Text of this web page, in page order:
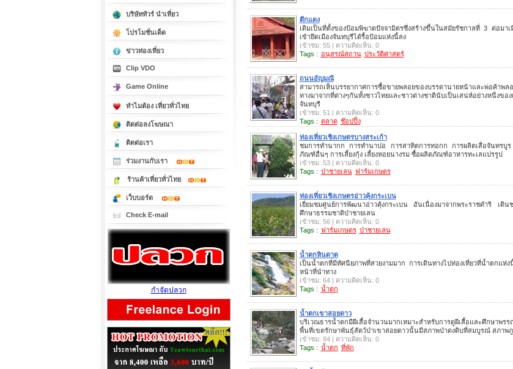
ตึกแดง
เดิมเป็นที่ตั้งของป้อมพิฆาตปัจจามิตรซึ่งสร้างขึ้นในสมัยรัชกาลที่ 3 ต่อมาเ
เข้ายึดเมืองจันทบุรีได้รื้อป้อมแห่งนี้ลง
เข้าชม: 55 | ความคิดเห็น: 0
Tags : อนุสรณ์สถาน ประวัติศาสตร์
ถนนอัญมณี
สามารถเห็นบรรยากาศการซื้อขายพลอยของบรรดานายหน้าและพ่อค้าพ
ทางมาจากที่ต่างๆกันทั้งชาวไทยและชาวต่างชาตินับเป็นเสน่ห์อย่างหนึ่งของ
จันทบุรี
เข้าชม: 51 | ความคิดเห็น: 0
Tags : ตลาด ช๊อปปิ้ง
ท่องเที่ยวเชิงเกษตรบางสระเก้า
ชมการทำนากก การทำนาปอ การสาทิตการทอกก การผลิตเสื่อจันทรบู
ภัณฑ์อื่นๆ การเลี้ยงกุ้ง เลี้ยงหอยนางรม ซื้อผลิตภัณฑ์อาหารทะเลแปรรูป
เข้าชม: 53 | ความคิดเห็น: 0
Tags : ป่าชายเลน ฟาร์มเกษตร
ท่องเที่ยวเชิงเกษตรอ่าวคุ้งกระเบน
เยี่ยมชมศูนย์การพัฒนาอ่าวคุ้งกระเบน อันเนื่องมาจากพระราชดำริ เดิน
ศึกษาธรรมชาติป่าชายเลน
เข้าชม: 56 | ความคิดเห็น: 0
Tags : ฟาร์มเกษตร ป่าชายเลน
น้ำตกหินดาด
เป็นน้ำตกที่มีทัศนียภาพที่สวยงามมาก การเดินทางไปท่องเที่ยวที่น้ำตกแห่ง
หน้าที่นำทาง
เข้าชม: 64 | ความคิดเห็น: 0
Tags : น้ำตก
น้ำตกเขาสอยดาว
บริเวณธารน้ำตกมีผีเสื้อจำนวนมากเหมาะสำหรับการดูผีเสื้อและศึกษาพ
พื้นที่เขตรักษาพันธุ์สัตว์ป่าเขาสอยดาวนั้นมีสภาพป่าดงดิบที่สมบูรณ์ สภาพภู
เข้าชม: 84 | ความคิดเห็น: 0
Tags : น้ำตก ที่พัก
บริษัททัวร์ นำเที่ยว
โปรโมชั่นเด็ด
ข่าวท่องเที่ยว
Clip VDO
Game Online
ทำไมต้อง เที่ยวทั่วไทย
ติดต่อลงโฆษณา
ติดต่อเรา
ร่วมงานกับเรา
ร้านค้าเที่ยวทั่วไทย
เว็บบอร์ด
Check E-mail
กำจัดปลวก